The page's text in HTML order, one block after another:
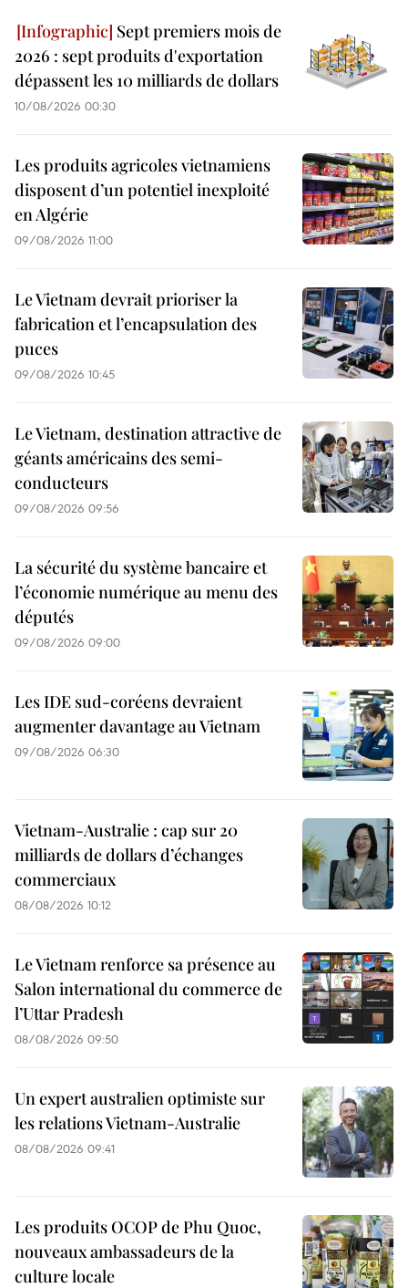
Sept premiers mois de
2026 : sept produits d'exportation
dépassent les 10 milliards de dollars
10/08/2026 00:30
Les produits agricoles vietnamiens
disposent d’un potentiel inexploité
en Algérie
09/08/2026 11:00
Le Vietnam devrait prioriser la
fabrication et l’encapsulation des
puces
09/08/2026 10:45
Le Vietnam, destination attractive de
géants américains des semi-
conducteurs
09/08/2026 09:56
La sécurité du système bancaire et
l’économie numérique au menu des
députés
09/08/2026 09:00
Les IDE sud-coréens devraient
augmenter davantage au Vietnam
09/08/2026 06:30
Vietnam-Australie : cap sur 20
milliards de dollars d’échanges
commerciaux
08/08/2026 10:12
Le Vietnam renforce sa présence au
Salon international du commerce de
l’Uttar Pradesh
08/08/2026 09:50
Un expert australien optimiste sur
les relations Vietnam-Australie
08/08/2026 09:41
Les produits OCOP de Phu Quoc,
nouveaux ambassadeurs de la
culture locale